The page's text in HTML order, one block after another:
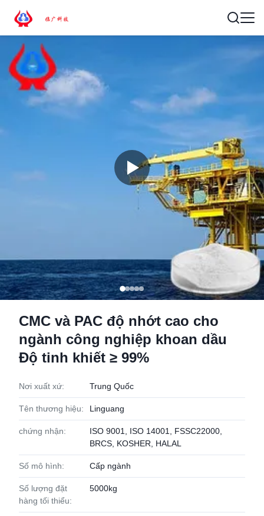
CMC và PAC độ nhớt cao cho
ngành công nghiệp khoan dầu
Độ tinh khiết ≥ 99%
Nơi xuất xứ: Trung Quốc
Tên thương hiệu: Linguang
chứng nhận:
ISO 9001, ISO 14001, FSSC22000,
BRCS, KOSHER, HALAL
Số mô hình: Cấp ngành
Số lượng đặt
hàng tối thiểu:
5000kg